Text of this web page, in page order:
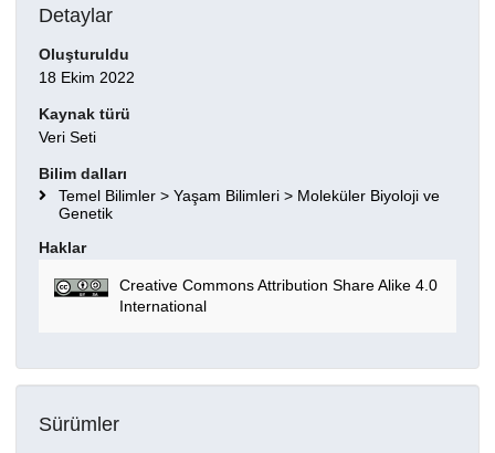
Detaylar
Oluşturuldu
18 Ekim 2022
Kaynak türü
Veri Seti
Bilim dalları
Temel Bilimler > Yaşam Bilimleri > Moleküler Biyoloji ve
Genetik
Haklar
Creative Commons Attribution Share Alike 4.0
International
Sürümler